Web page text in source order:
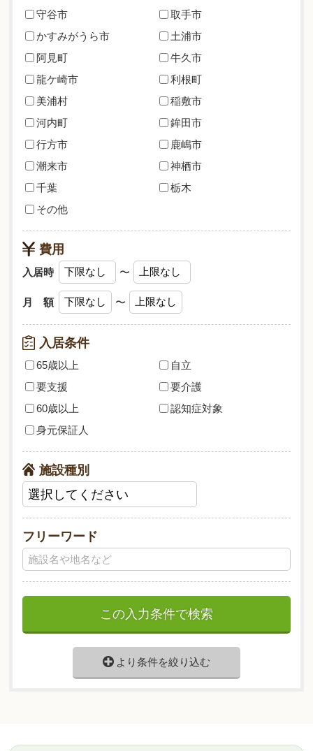
守谷市
取手市
かすみがうら市
土浦市
阿見町
牛久市
龍ケ崎市
利根町
美浦村
稲敷市
河内町
鉾田市
行方市
鹿嶋市
潮来市
神栖市
千葉
栃木
その他
費用
入居時 〜
月 額 〜
入居条件
65歳以上
自立
要支援
要介護
60歳以上
認知症対象
身元保証人
施設種別
フリーワード
より条件を絞り込む
この入力条件で検索